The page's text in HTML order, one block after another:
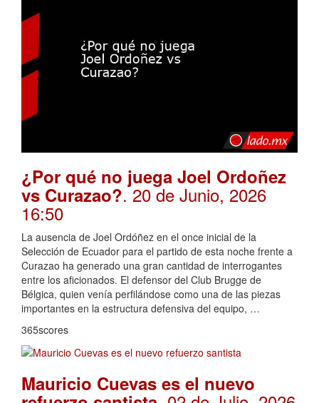
¿Por qué no juega Joel Ordoñez
vs Curazao?. 20 de Junio, 2026
16:50
La ausencia de Joel Ordóñez en el once inicial de la
Selección de Ecuador para el partido de esta noche frente a
Curazao ha generado una gran cantidad de interrogantes
entre los aficionados. El defensor del Club Brugge de
Bélgica, quien venía perfilándose como una de las piezas
importantes en la estructura defensiva del equipo, …
365scores
Mauricio Cuevas es el nuevo